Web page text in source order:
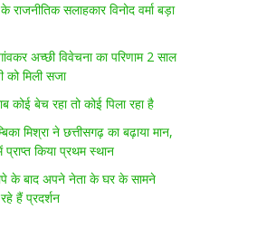
राजनीतिक सलाहकार विनोद वर्मा बड़ा
अच्छी विवेचना का परिणाम 2 साल
को मिली सजा
कोई बेच रहा तो कोई पिला रहा है
मिश्रा ने छत्तीसगढ़ का बढ़ाया मान,
किया प्रथम स्थान
के बाद अपने नेता के घर के सामने
हैं प्रदर्शन